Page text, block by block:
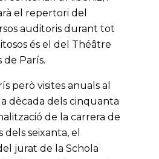
el repertori del
auditoris durant tot
és el del Théâtre
de París.
però visites anuals al
dècada dels cinquanta
de la carrera de
dels seixanta, el
jurat de la Schola